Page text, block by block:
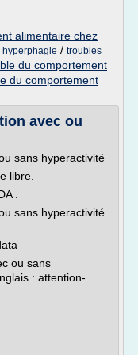
alimentaire chez
/ troubles
du comportement
du comportement
avec ou
sans hyperactivité
libre.
.
sans hyperactivité
ou sans
: attention-